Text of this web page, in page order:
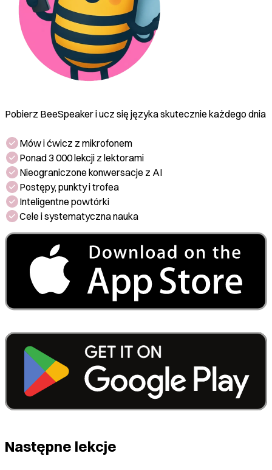
Pobierz BeeSpeaker i ucz się języka skutecznie każdego dnia
Mów i ćwicz z mikrofonem
Ponad 3 000 lekcji z lektorami
Nieograniczone konwersacje z AI
Postępy, punkty i trofea
Inteligentne powtórki
Cele i systematyczna nauka
Następne lekcje